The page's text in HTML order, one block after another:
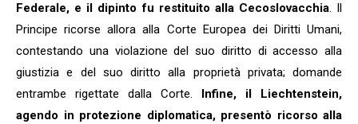
Federale, e il dipinto fu restituito alla Cecoslovacchia. Il
Principe ricorse allora alla Corte Europea dei Diritti Umani,
contestando una violazione del suo diritto di accesso alla
giustizia e del suo diritto alla proprietà privata; domande
entrambe rigettate dalla Corte.
Infine, il Liechtenstein,
agendo in protezione diplomatica, presentò ricorso alla